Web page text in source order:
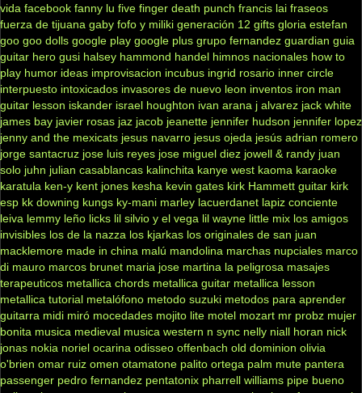
vida facebook fanny lu five finger death punch francis lai fraseos
fuerza de tijuana gaby fofo y miliki generación 12 gifts gloria estefan
goo goo dolls google play google plus grupo fernandez guardian guia
guitar hero gusi halsey hammond handel himnos nacionales how to
play humor ideas improvisacion incubus ingrid rosario inner circle
interpuesto intoxicados invasores de nuevo leon inventos iron man
guitar lesson iskander israel houghton ivan arana j alvarez jack white
james bay javier rosas jaz jacob jeanette jennifer hudson jennifer lopez
jenny and the mexicats jesus navarro jesus ojeda jesús adrian romero
jorge santacruz jose luis reyes jose miguel diez jowell & randy juan
solo juhn julian casablancas kalinchita kanye west kaoma karaoke
karatula ken-y kent jones kesha kevin gates kirk Hammett guitar kirk
esp kk downing kungs ky-mani marley lacuerdanet lapiz conciente
leiva lemmy leño licks lil silvio y el vega lil wayne little mix los amigos
invisibles los de la nazza los kjarkas los originales de san juan
macklemore made in china malú mandolina marchas nupciales marco
di mauro marcos brunet maria jose martina la peligrosa masajes
terapeuticos metallica chords metallica guitar metallica lesson
metallica tutorial metalófono metodo suzuki metodos para aprender
guitarra midi miró mocedades mojito lite motel mozart mr probz mujer
bonita musica medieval musica western n sync nelly niall horan nick
jonas nokia noriel ocarina odisseo offenbach old dominion olivia
o'brien omar ruiz omen otamatone palito ortega palm mute pantera
passenger pedro fernandez pentatonix pharrell williams pipe bueno